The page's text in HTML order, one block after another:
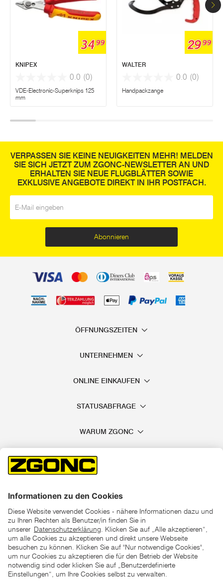
3499
KNIPEX
0.0 (0)
VDE-Electronic-Superknips 125
mm
2999
WALTER
0.0 (0)
Handpackzange
VERPASSEN SIE KEINE NEUIGKEITEN MEHR! MELDEN
SIE SICH JETZT ZUM ZGONC-NEWSLETTER AN UND
ERHALTEN SIE NEUE FLUGBLÄTTER SOWIE
EXKLUSIVE ANGEBOTE DIREKT IN IHR POSTFACH.
Abonnieren
ÖFFNUNGSZEITEN
UNTERNEHMEN
ONLINE EINKAUFEN
STATUSABFRAGE
WARUM ZGONC
*der "statt"-Preis ist der niedrigste von uns in den letzten 30
Tagen vor Beginn dieser Aktion verlangte Preis
unter den UVP Preisen auf dieser Website sind die